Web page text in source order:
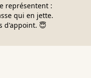
représentent :
qui en jette.
d'appoint. 😇